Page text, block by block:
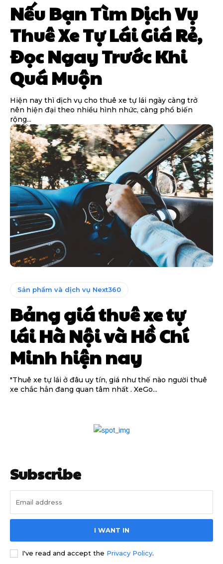
Nếu Bạn Tìm Dịch Vụ
Thuê Xe Tự Lái Giá Rẻ,
Đọc Ngay Trước Khi
Quá Muộn
Hiện nay thì dịch vụ cho thuê xe tự lái ngày càng trở
nên hiện đại theo nhiều hình nhức, càng phổ biến
rộng...
Sản phẩm và dịch vụ Next360
Bảng giá thuê xe tự
lái Hà Nội và Hồ Chí
Minh hiện nay
"Thuê xe tự lái ở đâu uy tín, giá như thế nào người thuê
xe chắc hẳn đang quan tâm nhất . XeGo...
Subscribe
I WANT IN
I've read and accept the Privacy Policy.